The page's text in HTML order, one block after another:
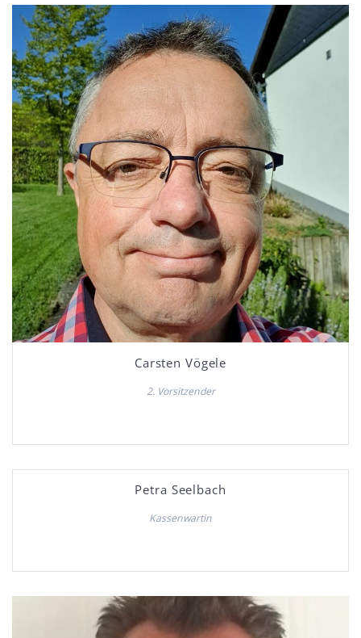
Carsten Vögele
2. Vorsitzender
Petra Seelbach
Kassenwartin